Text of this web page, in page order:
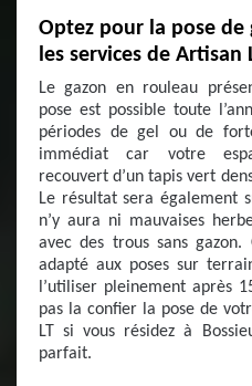
Optez pour la pose de
les services de Artisan
Le gazon en rouleau
pose est possible toute
périodes de gel ou de
immédiat car votre
recouvert d’un tapis vert
Le résultat sera également
n’y aura ni mauvaises
avec des trous sans
adapté aux poses sur
l’utiliser pleinement après
pas la confier la pose de
LT si vous résidez à
parfait.